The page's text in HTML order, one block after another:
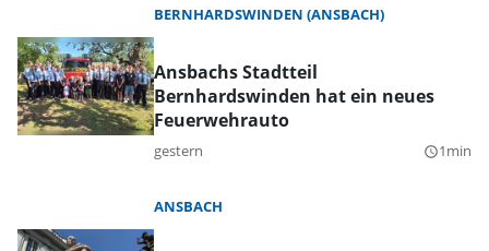
BERNHARDSWINDEN (ANSBACH)
Ansbachs Stadtteil
Bernhardswinden hat ein neues
Feuerwehrauto
gestern query_builder1min
ANSBACH